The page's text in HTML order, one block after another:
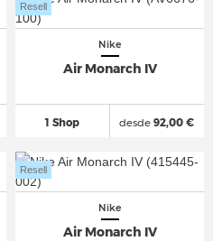
Nike
Air Monarch IV
1 Shop
Resell
desde 92,00 €
Nike
Air Monarch IV
Resell